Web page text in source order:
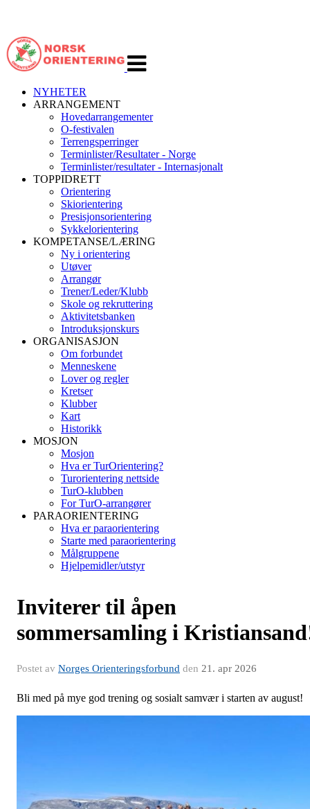
navigasjon
NYHETER
ARRANGEMENT
Hovedarrangementer
O-festivalen
Terrengsperringer
Terminlister/Resultater - Norge
Terminlister/resultater - Internasjonalt
TOPPIDRETT
Orientering
Skiorientering
Presisjonsorientering
Sykkelorientering
KOMPETANSE/LÆRING
Ny i orientering
Utøver
Arrangør
Trener/Leder/Klubb
Skole og rekruttering
Aktivitetsbanken
Introduksjonskurs
ORGANISASJON
Om forbundet
Menneskene
Lover og regler
Kretser
Klubber
Kart
Historikk
MOSJON
Mosjon
Hva er TurOrientering?
Turorientering nettside
TurO-klubben
For TurO-arrangører
PARAORIENTERING
Hva er paraorientering
Starte med paraorientering
Målgruppene
Hjelpemidler/utstyr
Inviterer til åpen
sommersamling i
Postet av Norges Orienteringsforbund den 21. apr 2026
Bli med på mye god trening og sosialt samvær i starten av august!